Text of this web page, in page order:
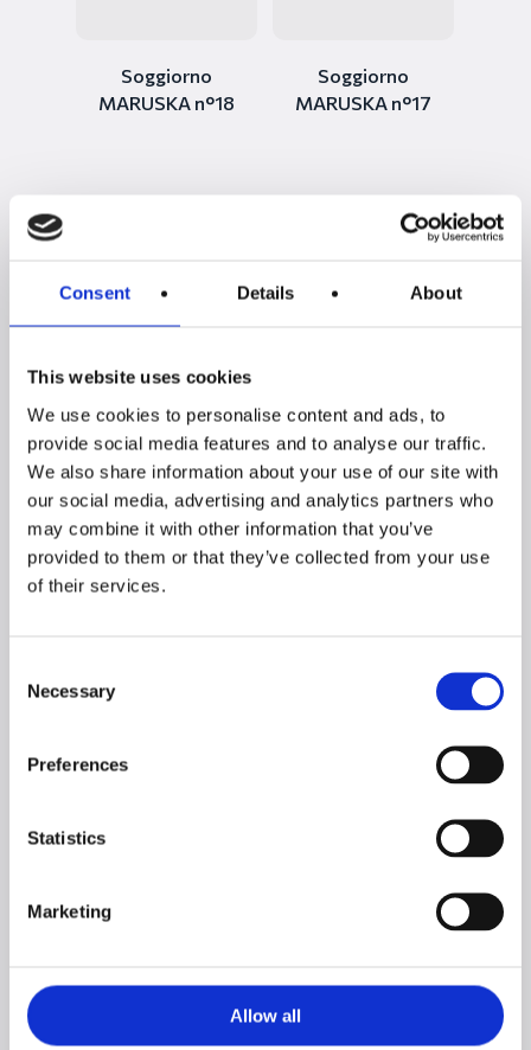
Consent Details About
This website uses cookies
We use cookies to personalise content and ads, to
provide social media features and to analyse our traffic.
We also share information about your use of our site with
our social media, advertising and analytics partners who
may combine it with other information that you’ve
provided to them or that they’ve collected from your use
of their services.
Selection
Necessary
Preferences
Statistics
Marketing
Allow all
Soggiorno
MARUSKA n°18
Soggiorno
MARUSKA n°17